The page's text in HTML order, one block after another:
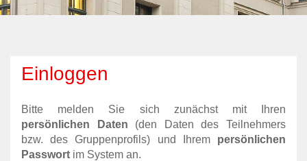
Einloggen
Bitte melden Sie sich zunächst mit Ihren
persönlichen Daten (den Daten des Teilnehmers
bzw. des Gruppenprofils) und Ihrem persönlichen
Passwort im System an.